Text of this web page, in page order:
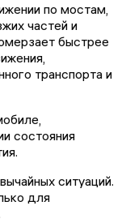
по мостам,
частей и
быстрее
транспорта и
состояния
ситуаций.
для